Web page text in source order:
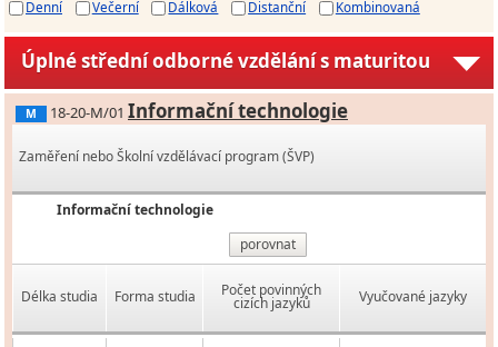
Denní
Večerní Dálková Distanční Kombinovaná
Úplné střední odborné vzdělání s maturitou
M 18-20-M/01 Informační technologie
Zaměření nebo Školní vzdělávací program (ŠVP)
Informační technologie
porovnat
Délka studia Forma studia Počet povinných
cizích jazyků Vyučované jazyky